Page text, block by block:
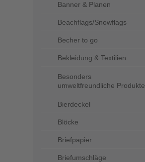
Banner & Planen
Beachflags/Snowflags
Becher to go
Bekleidung & Textilien
Besonders
umweltfreundliche Produkte
Bierdeckel
Blöcke
Briefpapier
Briefumschläge